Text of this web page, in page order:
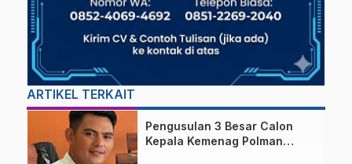
ARTIKEL TERKAIT
Pengusulan 3 Besar Calon
Kepala Kemenag Polman